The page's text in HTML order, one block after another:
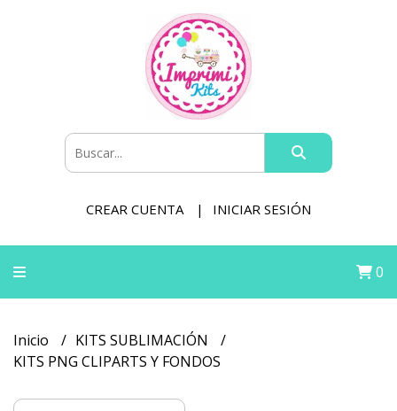
CREAR CUENTA INICIAR SESIÓN
0
Inicio
KITS SUBLIMACIÓN
KITS PNG CLIPARTS Y FONDOS